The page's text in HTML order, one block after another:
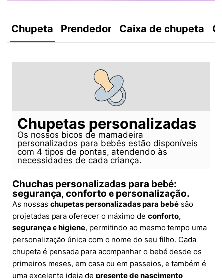
Chupeta Prendedor Caixa de chupeta
Chupetas personalizadas
Os nossos bicos de mamadeira
personalizados para bebês estão disponíveis
com 4 tipos de pontas, atendendo às
necessidades de cada criança.
Chuchas personalizadas para bebé:
segurança, conforto e personalização.
As nossas chupetas personalizadas para bebé são
projetadas para oferecer o máximo de conforto,
segurança e higiene, permitindo ao mesmo tempo uma
personalização única com o nome do seu filho. Cada
chupeta é pensada para acompanhar o bebé desde os
primeiros meses, em casa ou em passeios, e também é
uma excelente ideia de presente de nascimento